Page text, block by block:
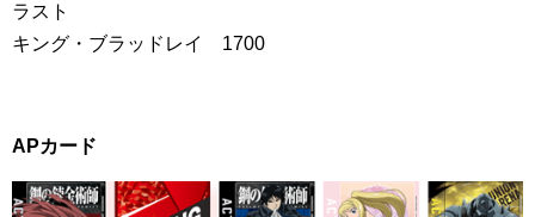
ラスト
キング・ブラッドレイ 1700
APカード